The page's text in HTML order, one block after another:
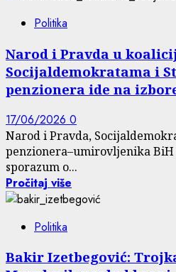
Politika
Narod i Pravda u
Socijaldemokratama i
penzionera ide na
17/06/2026 0
Narod i Pravda,
penzionera–umirovljenika BiH
sporazum o...
Pročitaj više
Politika
Bakir Izetbegović: